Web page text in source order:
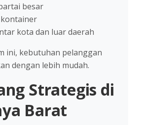
besar
kota dan luar daerah
ini, kebutuhan pelanggan
dengan lebih mudah.
Strategis di
Barat